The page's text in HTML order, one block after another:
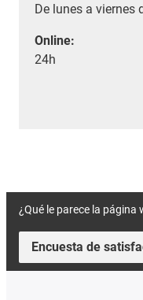
De lunes a viernes
Online:
24h
¿Qué le parece la página
Encuesta de